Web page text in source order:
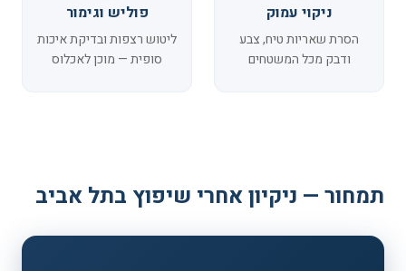
ניקוי עמוק
הסרת שאריות טיח, צבע
ודבק מכל המשטחים
פוליש וגימור
ליטוש רצפות ובדיקת איכות
סופית — מוכן לאכלוס
תמחור — ניקיון אחרי שיפוץ בתל אביב